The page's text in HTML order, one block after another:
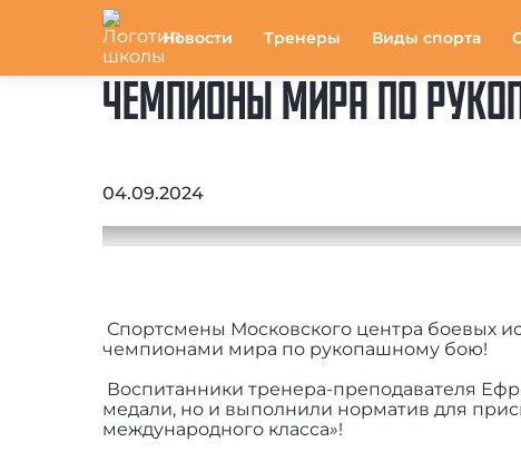
Новости Тренеры Виды спорта
ЧЕМПИОНЫ МИРА ПО
04.09.2024
Спортсмены Московского центра боевых
чемпионами мира по рукопашному бою!
Воспитанники тренера-преподавателя
медали, но и выполнили норматив для
международного класса»!